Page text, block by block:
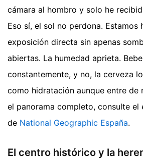
cámara al hombro y solo he
Eso sí, el sol no perdona. Estamos
exposición directa sin apenas
abiertas. La humedad aprieta.
constantemente, y no, la cerveza
como hidratación aunque entre de
el panorama completo, consulte el
de National Geographic España.
El centro histórico y la